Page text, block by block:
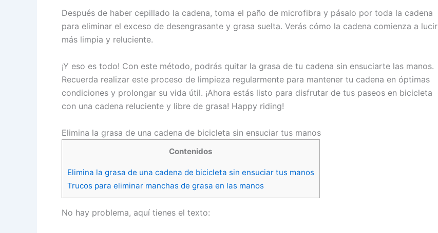
Después de haber cepillado la cadena, toma el paño de microfibra y pásalo por toda la cadena
para eliminar el exceso de desengrasante y grasa suelta. Verás cómo la cadena comienza a lucir
más limpia y reluciente.
¡Y eso es todo! Con este método, podrás quitar la grasa de tu cadena sin ensuciarte las manos.
Recuerda realizar este proceso de limpieza regularmente para mantener tu cadena en óptimas
condiciones y prolongar su vida útil. ¡Ahora estás listo para disfrutar de tus paseos en bicicleta
con una cadena reluciente y libre de grasa! Happy riding!
Elimina la grasa de una cadena de bicicleta sin ensuciar tus manos
Contenidos
Elimina la grasa de una cadena de bicicleta sin ensuciar tus manos
Trucos para eliminar manchas de grasa en las manos
No hay problema, aquí tienes el texto: